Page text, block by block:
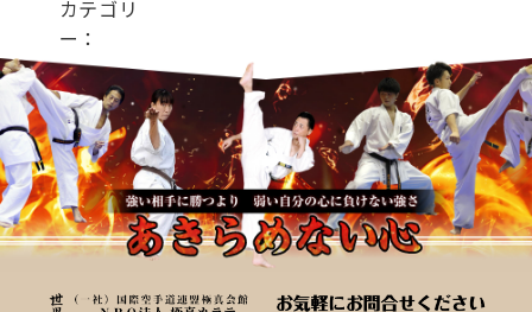
カテゴリ
ー：